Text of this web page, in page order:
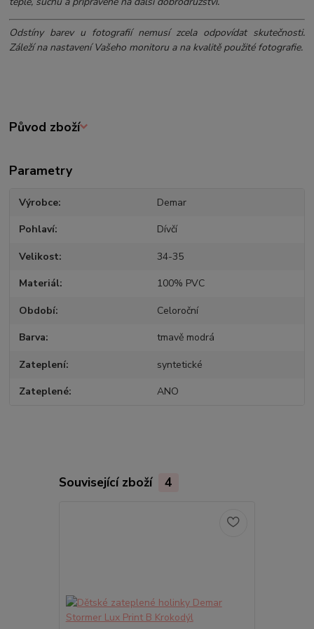
Odstíny barev u fotografií nemusí zcela odpovídat skutečnosti.
Záleží na nastavení Vašeho monitoru a na kvalitě použité fotografie.
Původ zboží
Parametry
Výrobce Demar
Pohlaví Dívčí
Velikost 34-35
Materiál 100% PVC
Období Celoroční
Barva tmavě modrá
Zateplení syntetické
Zateplené ANO
Související zboží 4